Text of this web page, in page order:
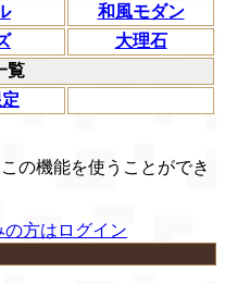
和風モダン
大理石
覧
の機能を使うことができ
の方はログイン